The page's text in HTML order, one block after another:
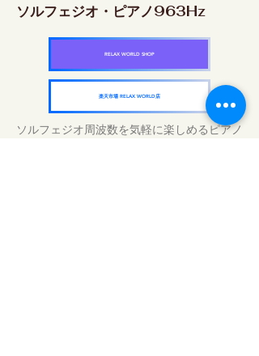
ソルフェジオ・ピアノ963Hz
RELAX WORLD SHOP
楽天市場 RELAX WORLD店
ソルフェジオ周波数を気軽に楽しめるピアノ